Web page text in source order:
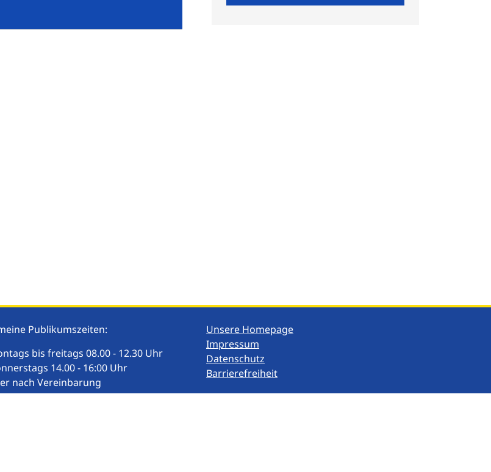
Publikumszeiten:
bis freitags 08.00 - 12.30 Uhr
14.00 - 16:00 Uhr
nach Vereinbarung
Unsere Homepage
Impressum
Datenschutz
Barrierefreiheit